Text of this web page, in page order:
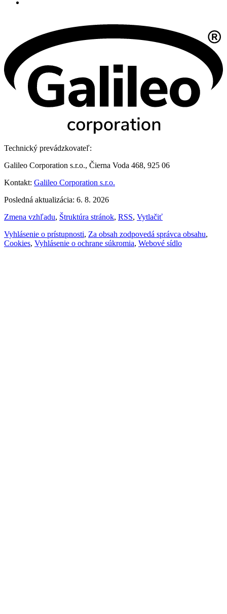
Technický prevádzkovateľ:
Galileo Corporation s.r.o., Čierna Voda 468, 925 06
Kontakt: Galileo Corporation s.r.o.
Posledná aktualizácia: 6. 8. 2026
Zmena vzhľadu, Štruktúra stránok, RSS, Vytlačiť
Vyhlásenie o prístupnosti, Za obsah zodpovedá správca obsahu,
Cookies, Vyhlásenie o ochrane súkromia, Webové sídlo